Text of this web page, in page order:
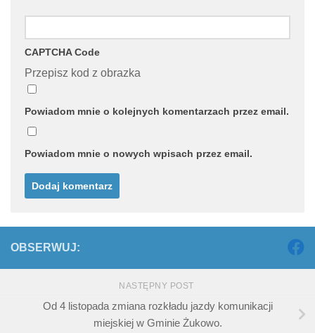
CAPTCHA Code
Przepisz kod z obrazka
Powiadom mnie o kolejnych komentarzach przez email.
Powiadom mnie o nowych wpisach przez email.
OBSERWUJ:
NASTĘPNY POST
Od 4 listopada zmiana rozkładu jazdy komunikacji
miejskiej w Gminie Żukowo.